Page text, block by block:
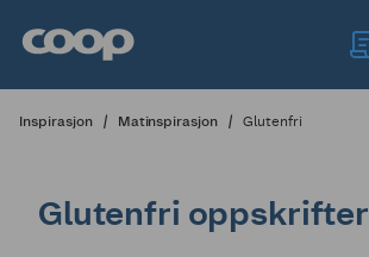
Inspirasjon Matinspirasjon Glutenfri
Glutenfri oppskrifter